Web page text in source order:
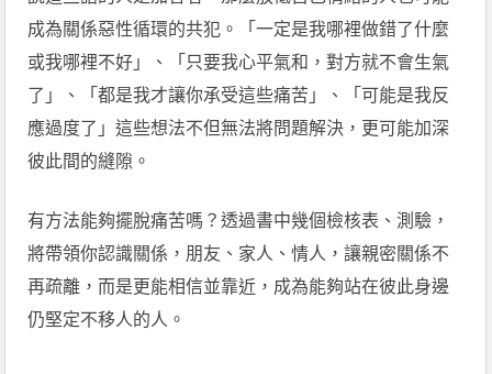
成為關係惡性循環的共犯。「一定是我哪裡做錯了什麼
或我哪裡不好」、「只要我心平氣和，對方就不會生氣
了」、「都是我才讓你承受這些痛苦」、「可能是我反
應過度了」這些想法不但無法將問題解決，更可能加深
彼此間的縫隙。
有方法能夠擺脫痛苦嗎？透過書中幾個檢核表、測驗，
將帶領你認識關係，朋友、家人、情人，讓親密關係不
再疏離，而是更能相信並靠近，成為能夠站在彼此身邊
仍堅定不移人的人。